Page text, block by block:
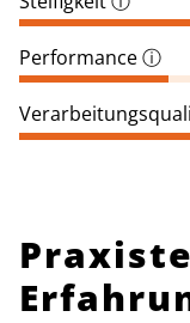
Performanceⓘ